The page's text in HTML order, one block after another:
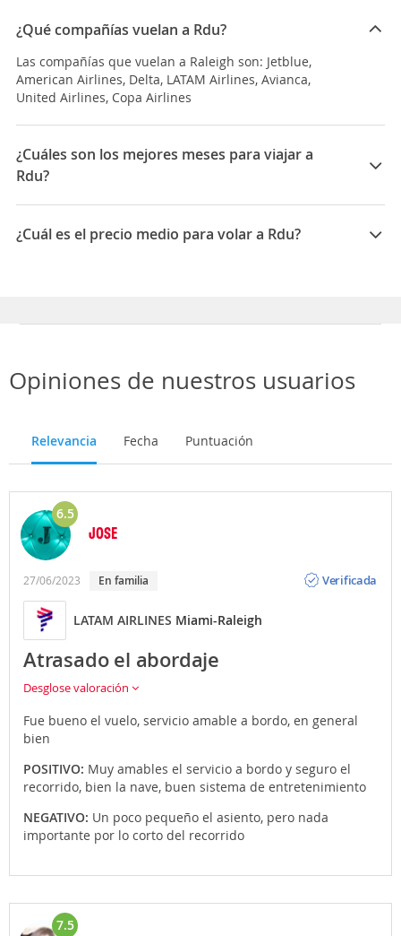
¿Qué compañías vuelan a Rdu?
Las compañías que vuelan a Raleigh son: Jetblue,
American Airlines, Delta, LATAM Airlines, Avianca,
United Airlines, Copa Airlines
¿Cuáles son los mejores meses para viajar a
Rdu?
Los mejores meses para viajar a Raleigh son Febrero,
Septiembre, Diciembre
¿Cuál es el precio medio para volar a Rdu?
Opiniones de nuestros usuarios
Relevancia Fecha Puntuación
6.5
JOSE
27/06/2023 En familia
Verificada
LATAM AIRLINES Miami-Raleigh
Atrasado el abordaje
Desglose valoración
Fue bueno el vuelo, servicio amable a bordo, en general
bien
POSITIVO: Muy amables el servicio a bordo y seguro el
recorrido, bien la nave, buen sistema de entretenimiento
NEGATIVO: Un poco pequeño el asiento, pero nada
importante por lo corto del recorrido
7.5